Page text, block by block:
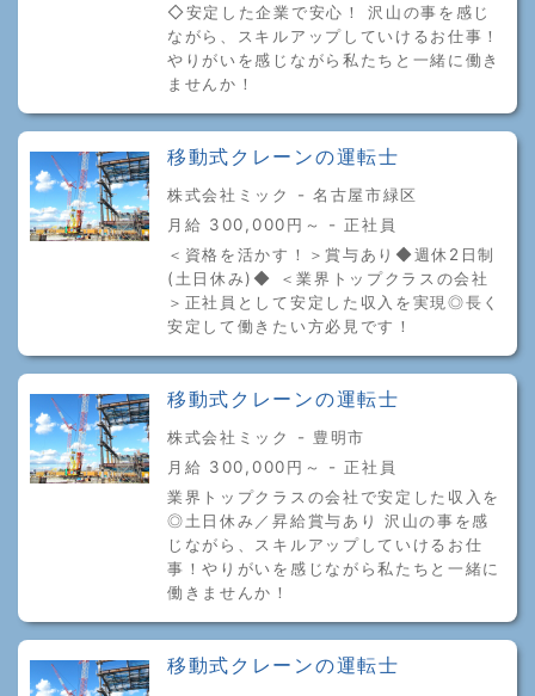
◇安定した企業で安心！ 沢山の事を感じ
ながら、スキルアップしていけるお仕事！
やりがいを感じながら私たちと一緒に働き
ませんか！
移動式クレーンの運転士
株式会社ミック - 名古屋市緑区
月給 300,000円～ - 正社員
＜資格を活かす！＞賞与あり◆週休2日制
(土日休み)◆ ＜業界トップクラスの会社
＞正社員として安定した収入を実現◎長く
安定して働きたい方必見です！
移動式クレーンの運転士
株式会社ミック - 豊明市
月給 300,000円～ - 正社員
業界トップクラスの会社で安定した収入を
◎土日休み／昇給賞与あり 沢山の事を感
じながら、スキルアップしていけるお仕
事！やりがいを感じながら私たちと一緒に
働きませんか！
移動式クレーンの運転士